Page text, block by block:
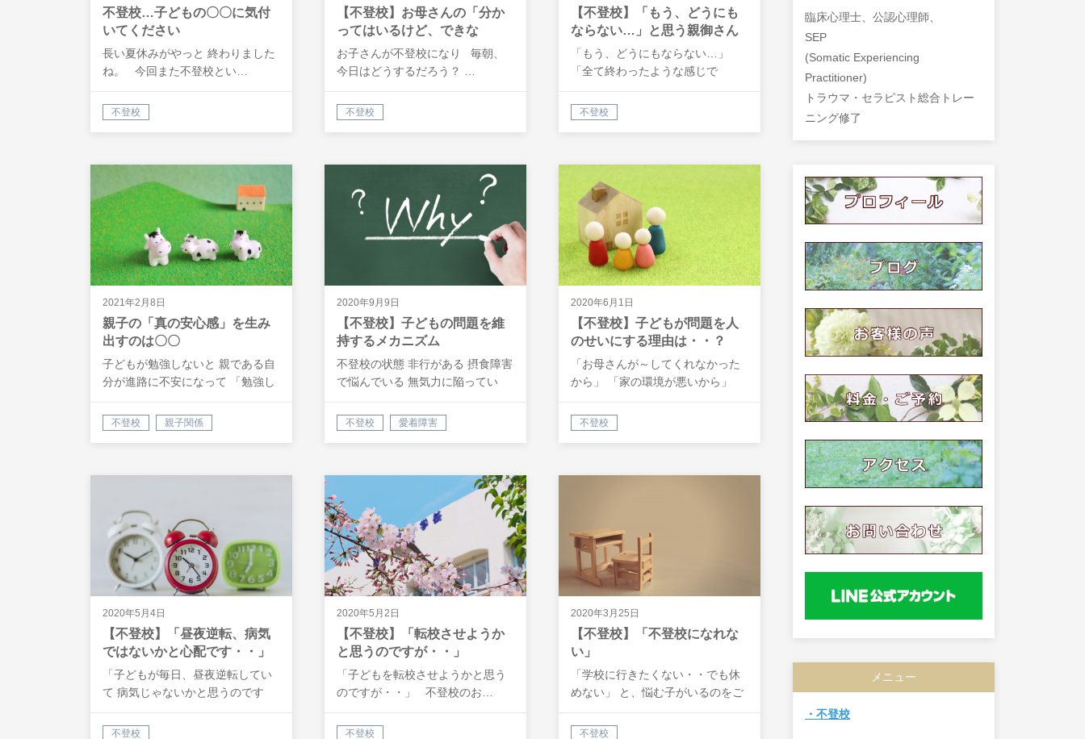
不登校…子どもの〇〇に気付
いてください
長い夏休みがやっと 終わりました
ね。 今回また不登校とい…
不登校
【不登校】お母さんの「分か
ってはいるけど、できな
い！」
お子さんが不登校になり 毎朝、
今日はどうするだろう？ …
不登校
【不登校】「もう、どうにも
ならない…」と思う親御さん
へ。価値観がシフトする時代
の「不登校」
「もう、どうにもならない…」
「全て終わったような感じで
不登校
2021年2月8日
親子の「真の安心感」を生み
出すのは〇〇
子どもが勉強しないと 親である自
分が進路に不安になって 「勉強し
不登校 親子関係
2020年9月9日
【不登校】子どもの問題を維
持するメカニズム
不登校の状態 非行がある 摂食障害
で悩んでいる 無気力に陥ってい
不登校 愛着障害
2020年6月1日
【不登校】子どもが問題を人
のせいにする理由は・・？
「お母さんが～してくれなかった
から」 「家の環境が悪いから」
不登校
2020年5月4日
【不登校】「昼夜逆転、病気
ではないかと心配です・・」
「子どもが毎日、昼夜逆転してい
て 病気じゃないかと思うのです
不登校
2020年5月2日
【不登校】「転校させようか
と思うのですが・・」
「子どもを転校させようかと思う
のですが・・」 不登校のお…
不登校
2020年3月25日
【不登校】「不登校になれな
い」
「学校に行きたくない・・でも休
めない」 と、悩む子がいるのをご
不登校
臨床心理士、公認心理師、
SEP
(Somatic Experiencing
Practitioner)
トラウマ・セラピスト総合トレー
ニング修了
メニュー
・不登校